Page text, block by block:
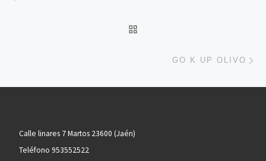
GO K UP OLIVO
Calle linares 7 Martos 23600 (Jaén)
Teléfono 953552522